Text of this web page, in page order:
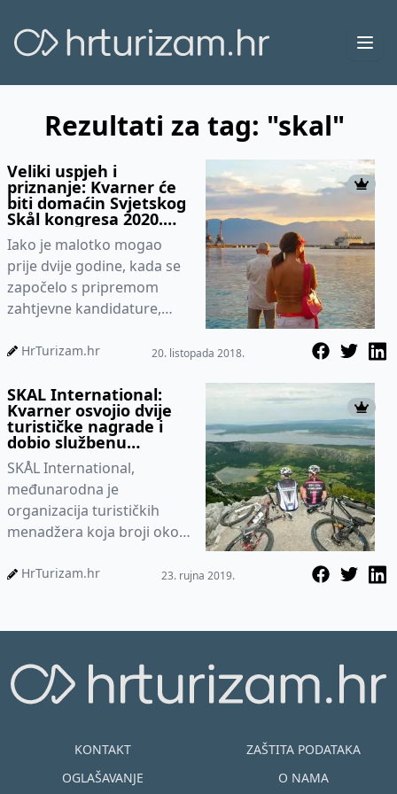
Rezultati za tag: "skal"
Veliki uspjeh i
priznanje: Kvarner će
biti domaćin Svjetskog
Skål kongresa 2020.
godine
Iako je malotko mogao
prije dvije godine, kada se
započelo s pripremom
zahtjevne kandidature,
pobijediti u konkurenciji s
HrTurizam.hr 20. listopada 2018.
SKAL International:
Kvarner osvojio dvije
turističke nagrade i
dobio službenu
potvrdu domaćinstva
2020.
SKÅL International,
međunarodna je
organizacija turističkih
menadžera koja broji oko
u preko 500 klubova širom
HrTurizam.hr 23. rujna 2019.
KONTAKT
OGLAŠAVANJE
ZAŠTITA PODATAKA
O NAMA